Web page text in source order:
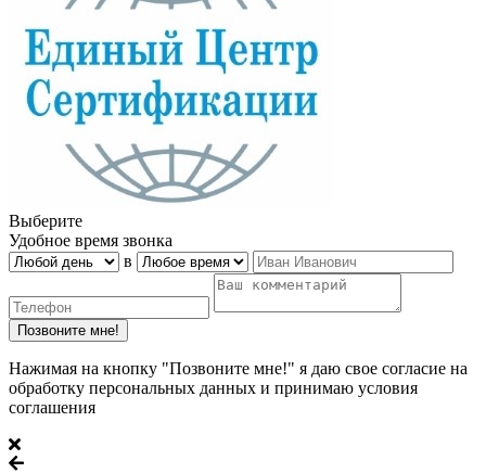
Выберите
Удобное время звонка
в
Нажимая на кнопку "Позвоните мне!" я даю свое согласие на
обработку персональных данных и принимаю условия
соглашения